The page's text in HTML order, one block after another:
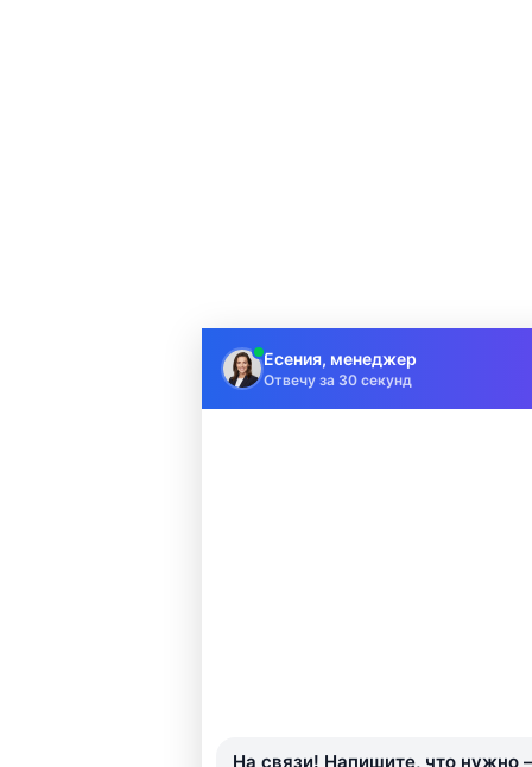
Есения, менеджер
Отвечу за 30 секунд
На связи! Напишите, что нужно